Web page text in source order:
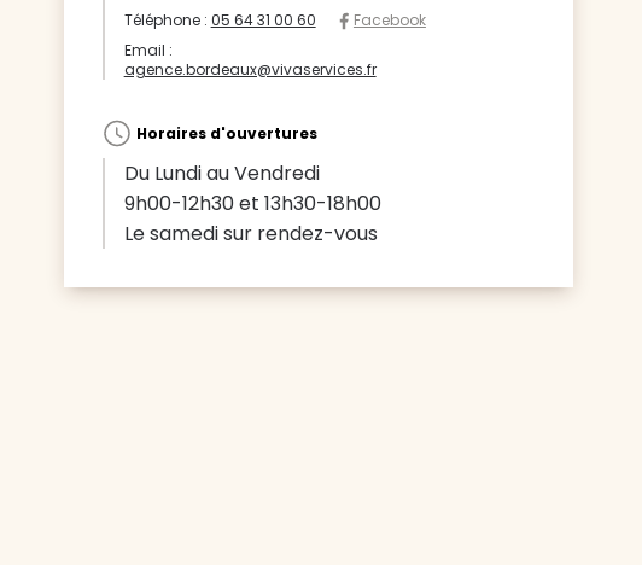
Téléphone : 05 64 31 00 60
Facebook
Email :
agence.bordeaux@vivaservices.fr
Horaires d'ouvertures
Du Lundi au Vendredi
9h00-12h30 et 13h30-18h00
Le samedi sur rendez-vous